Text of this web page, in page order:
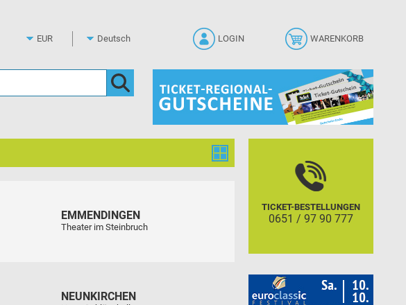
EMMENDINGEN
Theater im Steinbruch
NEUNKIRCHEN
TICKET-BESTELLUNGEN
0651 / 97 90 777
WARENKORB
LOGIN